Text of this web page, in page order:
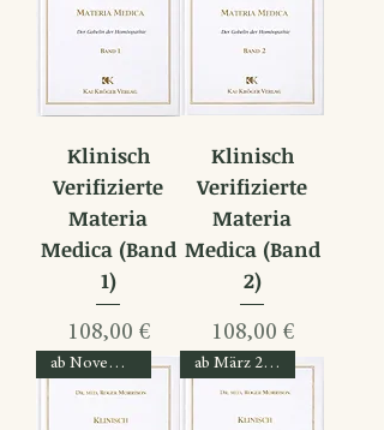
Klinisch
Verifizierte
Materia
Medica (Band
1)
Preis
108,00 €
Klinisch
Verifizierte
Materia
Medica (Band
2)
Preis
108,00 €
ab November 2026 ab März 2027